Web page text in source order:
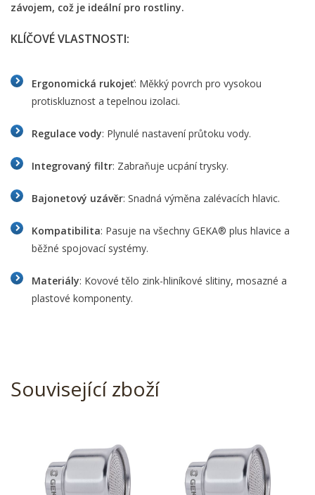
závojem, což je ideální pro rostliny.
KLÍČOVÉ VLASTNOSTI:
Ergonomická rukojeť: Měkký povrch pro vysokou
protiskluznost a tepelnou izolaci.
Regulace vody: Plynulé nastavení průtoku vody.
Integrovaný filtr: Zabraňuje ucpání trysky.
Bajonetový uzávěr: Snadná výměna zalévacích hlavic.
Kompatibilita: Pasuje na všechny GEKA® plus hlavice a
běžné spojovací systémy.
Materiály: Kovové tělo zink-hliníkové slitiny, mosazné a
plastové komponenty.
Související zboží